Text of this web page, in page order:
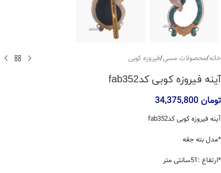
خانه/محصولات مسی/فیروزه کوبی
آینه فیروزه کوبی کدfab352
تومان
آینه فیروزه کوبی کدfab352
*مدل بته جقه
*ارتفاع :51سانتی متر